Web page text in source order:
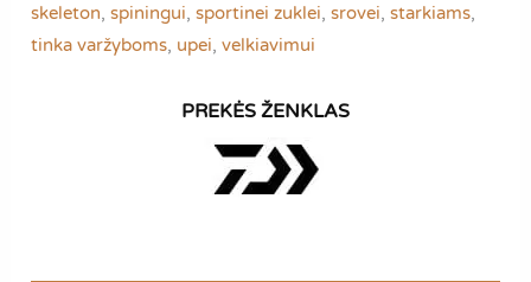
skeleton,spiningui,sportinei zuklei,srovei,starkiams,
tinka varžyboms, upei,velkiavimui